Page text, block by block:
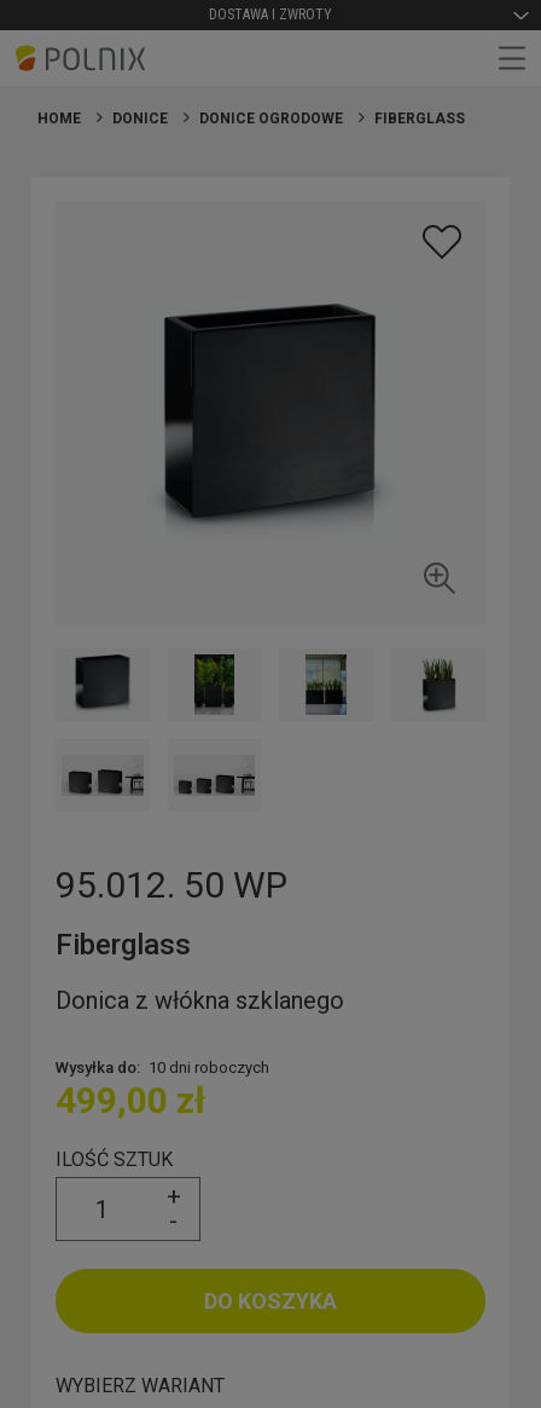
DOSTAWA I ZWROTY
HOME DONICE DONICE OGRODOWE FIBERGLASS
95.012. 50 WP
Fiberglass
Donica z włókna szklanego
Wysyłka do: 10 dni roboczych
499,00 zł
ILOŚĆ SZTUK
+
-
DO KOSZYKA
WYBIERZ WARIANT